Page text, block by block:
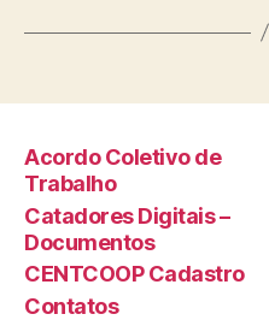
Acordo Coletivo de
Trabalho
Catadores Digitais –
Documentos
CENTCOOP Cadastro
Contatos